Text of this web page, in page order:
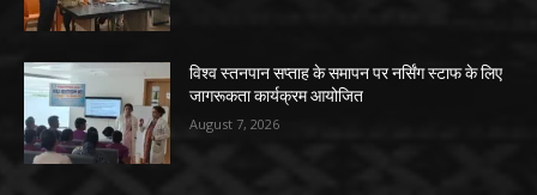
विश्व स्तनपान सप्ताह के समापन पर नर्सिंग स्टाफ के लिए
जागरूकता कार्यक्रम आयोजित
August 7, 2026